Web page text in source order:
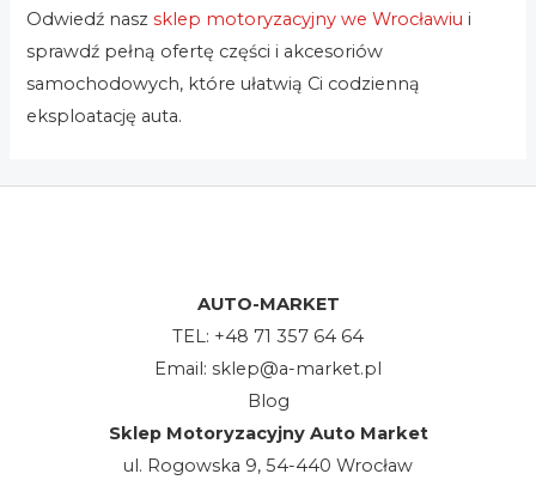
Odwiedź naszsklep motoryzacyjny we Wrocławiu i
sprawdź pełną ofertę części i akcesoriów
samochodowych, które ułatwią Ci codzienną
eksploatację auta.
AUTO-MARKET
TEL: +48 71 357 64 64
Email: sklep@a-market.pl
Blog
Sklep Motoryzacyjny Auto Market
ul. Rogowska 9, 54-440 Wrocław